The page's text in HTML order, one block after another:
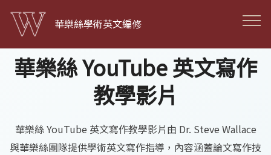
華樂絲學術英文編修
華樂絲 YouTube 英文寫作
教學影片
華樂絲 YouTube 英文寫作教學影片由 Dr. Steve Wallace
與華樂絲團隊提供學術英文寫作指導，內容涵蓋論文寫作技